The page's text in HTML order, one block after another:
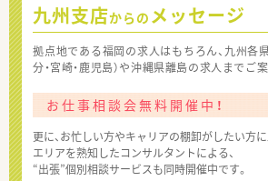
九州支店からの メッセージ
拠点地である福岡の求人はもちろん、九州各県
分・宮崎・鹿児島）や沖縄県離島の求人までご
お仕事相談会無料開催中！
更に、お忙しい方やキャリアの棚卸がしたい方
エリアを熟知したコンサルタントによる、
“出張”個別相談サービスも同時開催中です。